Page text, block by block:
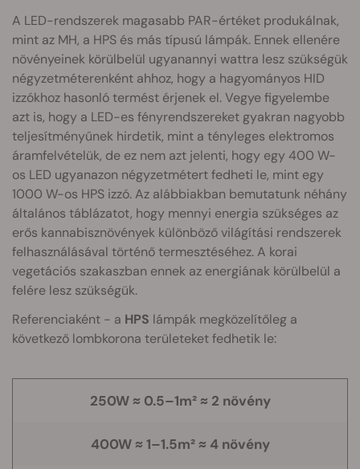
A LED-rendszerek magasabb PAR-értéket produkálnak,
mint az MH, a HPS és más típusú lámpák. Ennek ellenére
növényeinek körülbelül ugyanannyi wattra lesz szükségük
négyzetméterenként ahhoz, hogy a hagyományos HID
izzókhoz hasonló termést érjenek el. Vegye figyelembe
azt is, hogy a LED-es fényrendszereket gyakran nagyobb
teljesítményűnek hirdetik, mint a tényleges elektromos
áramfelvételük, de ez nem azt jelenti, hogy egy 400 W-
os LED ugyanazon négyzetmétert fedheti le, mint egy
1000 W-os HPS izzó. Az alábbiakban bemutatunk néhány
általános táblázatot, hogy mennyi energia szükséges az
erős kannabisznövények különböző világítási rendszerek
felhasználásával történő termesztéséhez. A korai
vegetációs szakaszban ennek az energiának körülbelül a
felére lesz szükségük.
Referenciaként - a HPS lámpák megközelítőleg a
következő lombkorona területeket fedhetik le:
250W ≈ 0.5–1m² ≈ 2 növény
400W ≈ 1–1.5m² ≈ 4 növény